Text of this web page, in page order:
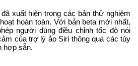
xuất hiện trong các bản thử nghiệm
hoàn toàn. Với bản beta mới nhất,
người dùng điều chỉnh tốc độ nói
của trợ lý ảo Siri thông qua các tùy
hợp sẵn.